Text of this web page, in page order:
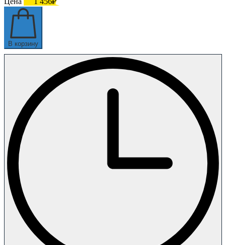
В корзину